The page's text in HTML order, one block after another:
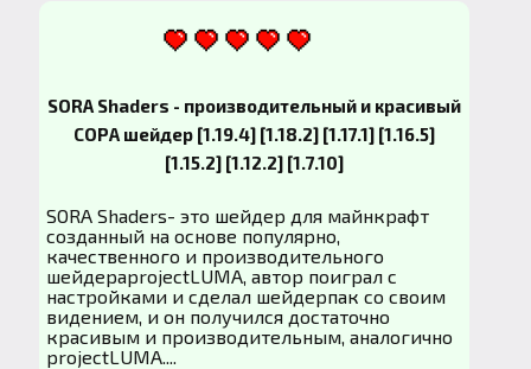
SORA Shaders - производительный и красивый
СОРА шейдер [1.19.4] [1.18.2] [1.17.1] [1.16.5]
[1.15.2] [1.12.2] [1.7.10]
SORA Shaders- это шейдер для майнкрафт
созданный на основе популярно,
качественного и производительного
шейдераprojectLUMA, автор поиграл с
настройками и сделал шейдерпак со своим
видением, и он получился достаточно
красивым и производительным, аналогично
projectLUMA....